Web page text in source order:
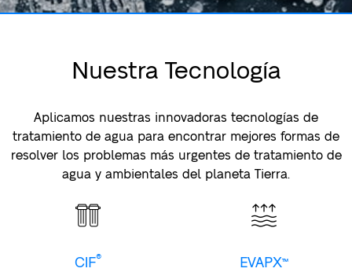
Nuestra Tecnología
Aplicamos nuestras innovadoras tecnologías de
tratamiento de agua para encontrar mejores formas de
resolver los problemas más urgentes de tratamiento de
agua y ambientales del planeta Tierra.
CIF® EVAPX™